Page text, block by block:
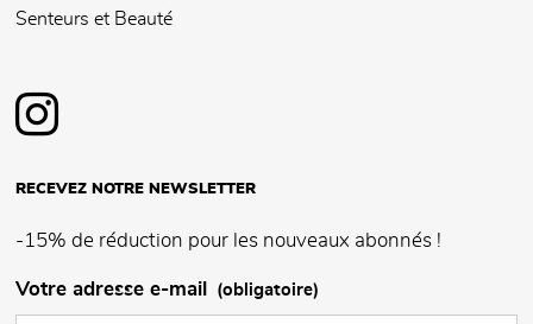
Senteurs et Beauté
RECEVEZ NOTRE NEWSLETTER
-15% de réduction pour les nouveaux abonnés !
Votre adresse e-mail (obligatoire)